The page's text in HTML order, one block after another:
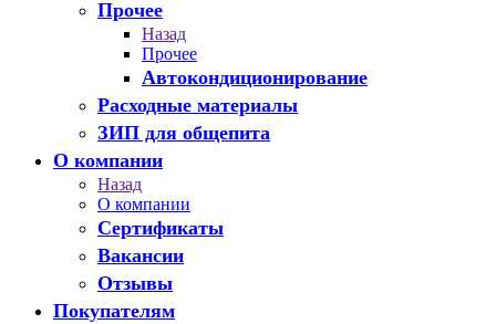
Прочее
Назад
Прочее
Автокондиционирование
Расходные материалы
ЗИП для общепита
О компании
Назад
О компании
Сертификаты
Вакансии
Отзывы
Покупателям